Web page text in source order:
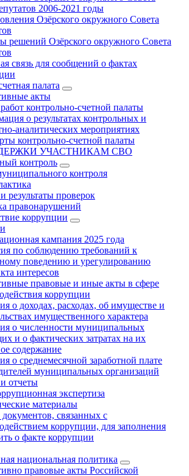
2006-2021 годы
Озёрского окружного Совета
решений Озёрского окружного Совета
связь для сообщений о фактах
палата
акты
контрольно-счетной палаты
о результатах контрольных и
аналитических мероприятиях
контрольно-счетной палаты
УЧАСТНИКАМ СВО
контроль
контроля
результаты проверок
правонарушений
коррупции
кампания 2025 года
по соблюдению требований к
поведению и урегулированию
интересов
правовые и иные акты в сфере
коррупции
о доходах, расходах, об имуществе и
имущественного характера
о численности муниципальных
и о фактических затратах на их
содержание
о среднемесячной заработной плате
муниципальных организаций
отчеты
экспертиза
материалы
связанных с
коррупции, для заполнения
о факте коррупции
национальная политика
правовые акты Российской